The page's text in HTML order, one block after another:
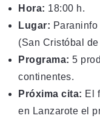
Hora: 18:00 h.
Lugar:
(San Cristóbal
Programa: 5
continentes.
Próxima cita: El
en Lanzarote el